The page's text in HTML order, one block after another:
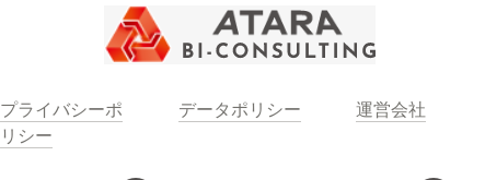
プライバシーポ
リシー
データポリシー 運営会社